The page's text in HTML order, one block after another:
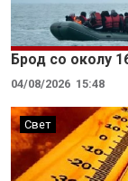
Брод со околу
04/08/2026 15:48
Свет